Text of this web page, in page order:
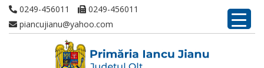
0249-456011
0249-456011
piancujianu@yahoo.com